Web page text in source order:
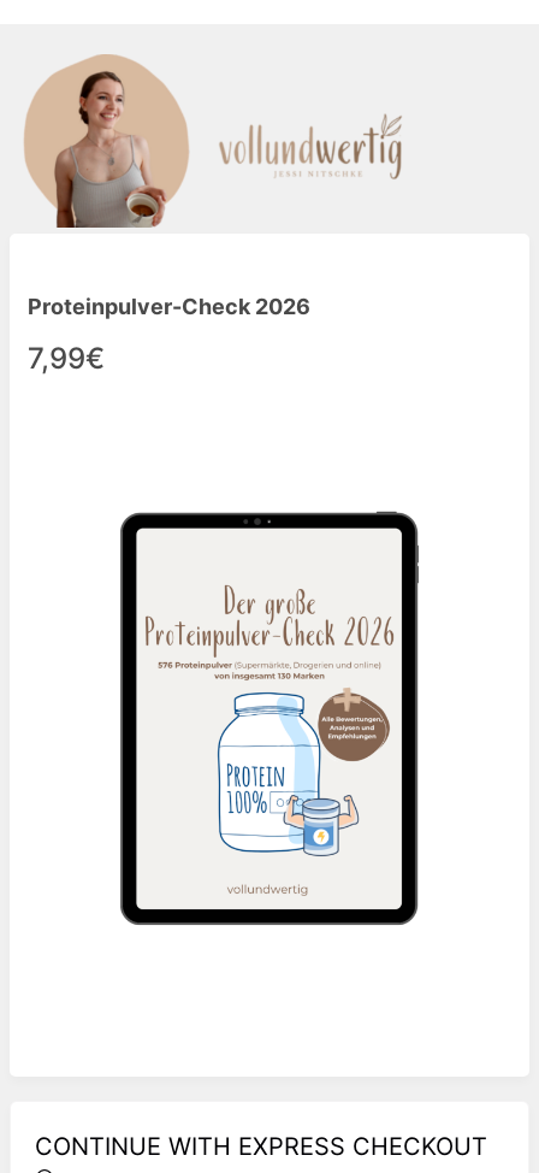
Proteinpulver-Check 2026
7,99€
CONTINUE WITH EXPRESS CHECKOUT